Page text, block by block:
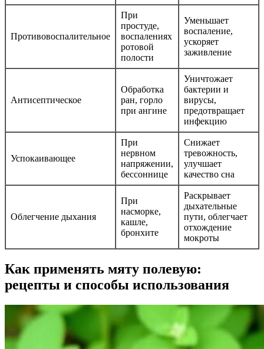
Противовоспалительное
При
простуде,
воспалениях
ротовой
полости
Уменьшает
воспаление,
ускоряет
заживление
Антисептическое
Обработка
ран, горло
при ангине
Уничтожает
бактерии и
вирусы,
предотвращает
инфекцию
Успокаивающее
При
нервном
напряжении,
бессоннице
Снижает
тревожность,
улучшает
качество сна
Облегчение дыхания
При
насморке,
кашле,
бронхите
Раскрывает
дыхательные
пути, облегчает
отхождение
мокроты
Как применять мяту полевую:
рецепты и способы использования